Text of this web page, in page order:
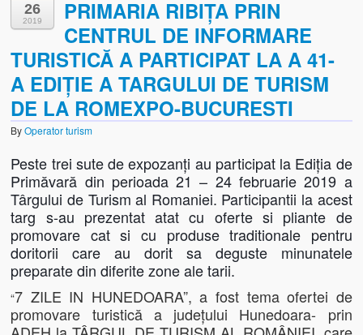
Biserica Ortodoxă „Sf. Nicolae” din Dumbrava de Sus
Biserica Ortodoxă „Adormirea Maicii Domnului” din
CASA MEMORIALĂ CRIŞAN
Casa memorială „Vlaicu Bârna” din Crişan
Casa Muzeu „Lada de Zestre” din Ribiţa
REZERVAŢIA NATURALĂ SPEOLOGICĂ CHEILE
Obiective Turistice din Vecinătate
Folclor
Folclor, Datini şi Obiceiuri
Obiceiuri locale și legende
26
2019
PRIMARIA RIBIȚA PRIN
CENTRUL DE INFORMARE
TURISTICĂ A PARTICIPAT LA A 41-
A EDIȚIE A TARGULUI DE TURISM
DE LA ROMEXPO-BUCURESTI
ByOperator turism
Peste trei sute de expozanți au participat la Ediția de
Primăvară din perioada 21 – 24 februarie 2019 a
Târgului de Turism al Romaniei. Participantii la acest
targ s-au prezentat atat cu oferte si pliante de
promovare cat si cu produse traditionale pentru
doritorii care au dorit sa deguste minunatele
preparate din diferite zone ale tarii.
“7 ZILE IN HUNEDOARA”, a fost tema ofertei de
promovare turistică a județului Hunedoara- prin